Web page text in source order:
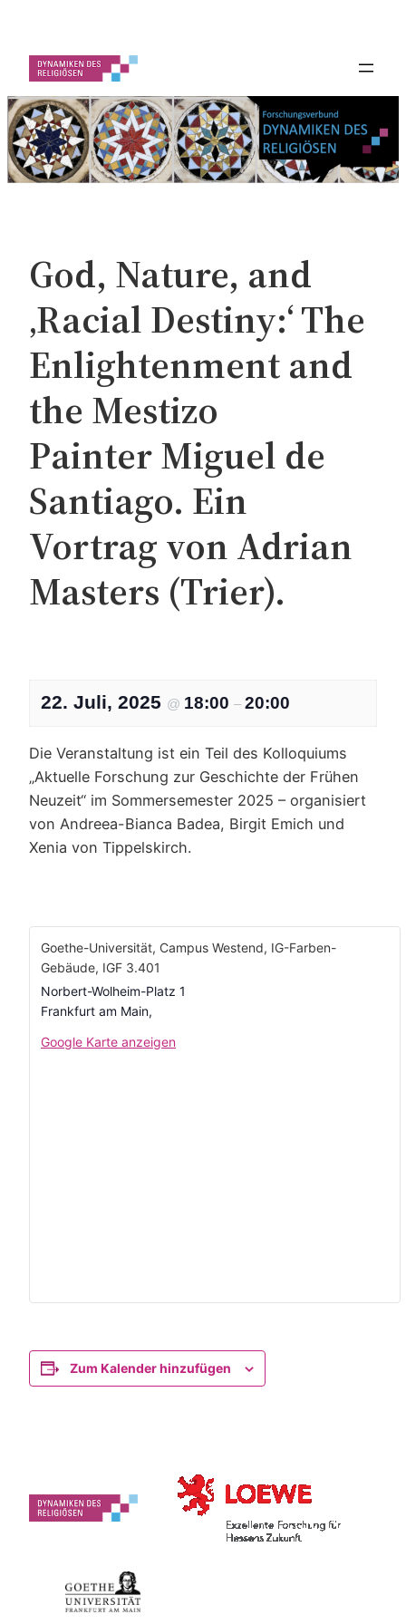
springen
God, Nature, and
‚Racial Destiny:‘ The
Enlightenment and
the Mestizo
Painter Miguel de
Santiago. Ein
Vortrag von Adrian
Masters (Trier).
22. Juli, 2025 @ 18:00 – 20:00
Die Veranstaltung ist ein Teil des Kolloquiums
„Aktuelle Forschung zur Geschichte der Frühen
Neuzeit“ im Sommersemester 2025 – organisiert
von Andreea-Bianca Badea, Birgit Emich und
Xenia von Tippelskirch.
Goethe-Universität, Campus Westend, IG-Farben-
Gebäude, IGF 3.401
Norbert-Wolheim-Platz 1
Frankfurt am Main,
Google Karte anzeigen
Zum Kalender hinzufügen